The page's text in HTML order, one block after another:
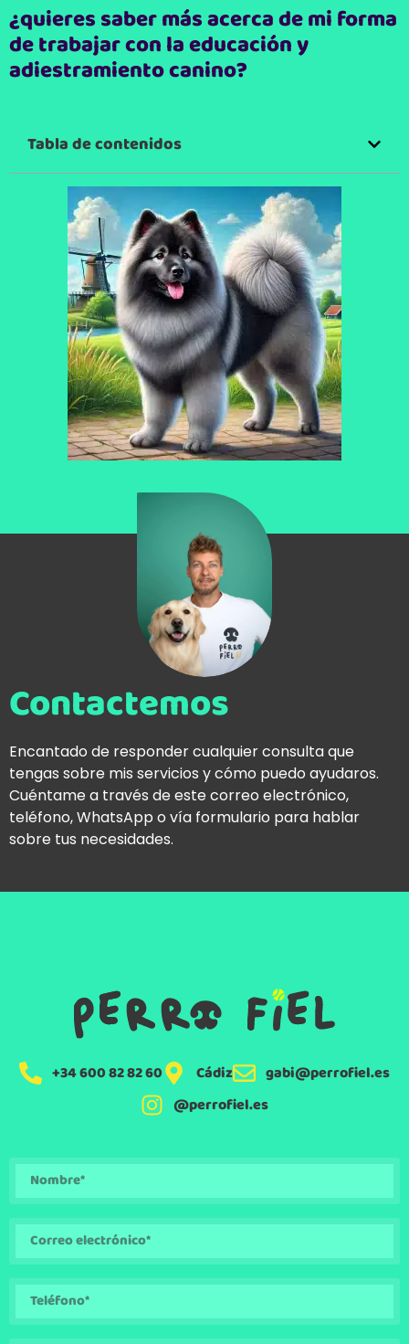
¿quieres saber más acerca de mi forma
de trabajar con la educación y
adiestramiento canino?
Tabla de contenidos
Contactemos
Encantado de responder cualquier consulta que
tengas sobre mis servicios y cómo puedo ayudaros.
Cuéntame a través de este correo electrónico,
teléfono, WhatsApp o vía formulario para hablar
sobre tus necesidades.
+34 600 82 82 60 Cádiz
gabi@perrofiel.es
@perrofiel.es